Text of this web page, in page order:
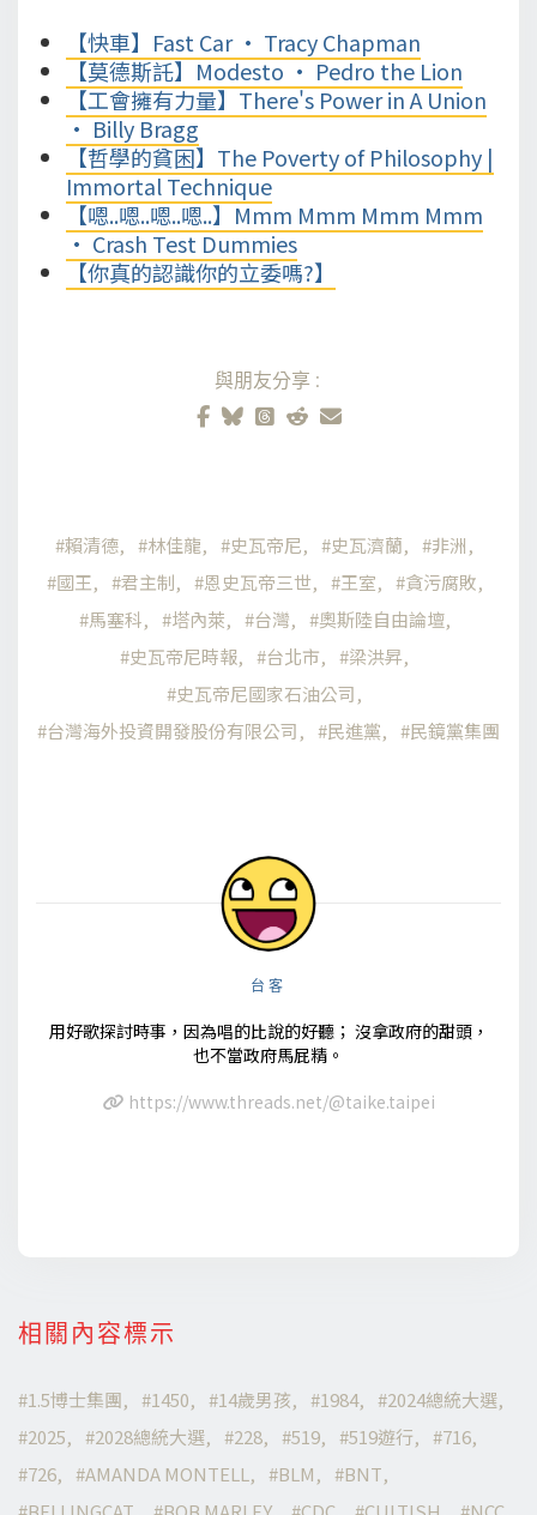
【快車】Fast Car • Tracy Chapman
【莫德斯託】Modesto • Pedro the Lion
【工會擁有力量】There's Power in A Union
• Billy Bragg
【哲學的貧困】The Poverty of Philosophy |
Immortal Technique
【嗯..嗯..嗯..嗯..】Mmm Mmm Mmm Mmm
• Crash Test Dummies
【你真的認識你的立委嗎?】
與朋友分享:
賴清德 林佳龍 史瓦帝尼 史瓦濟蘭
非洲
國王
君主制 恩史瓦帝三世 王室
貪污腐敗
馬塞科
塔內萊 台灣
奧斯陸自由論壇
史瓦帝尼時報
台北市
梁洪昇
史瓦帝尼國家石油公司
台灣海外投資開發股份有限公司
民進黨 民鏡黨集團
台客
用好歌探討時事，因為唱的比說的好聽； 沒拿政府的甜頭，
也不當政府馬屁精。
https://www.threads.net/@taike.taipei
相關內容標示
1.5博士集團 1450 14歲男孩 1984
2024總統大選
2025
2028總統大選 228 519 519遊行
716
726
AMANDA MONTELL BLM
BNT